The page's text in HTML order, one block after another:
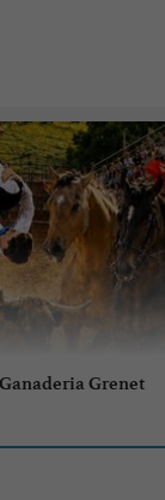
Grenet